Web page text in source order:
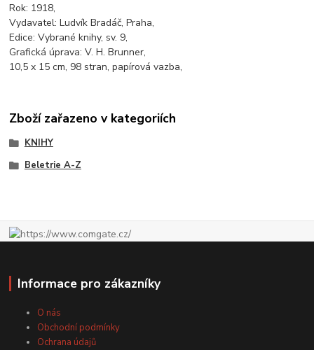
Rok: 1918,
Vydavatel: Ludvík Bradáč, Praha,
Edice: Vybrané knihy, sv. 9,
Grafická úprava: V. H. Brunner,
10,5 x 15 cm, 98 stran, papírová vazba,
Zboží zařazeno v kategoriích
KNIHY
Beletrie A-Z
Informace pro zákazníky
O nás
Obchodní podmínky
Ochrana údajů